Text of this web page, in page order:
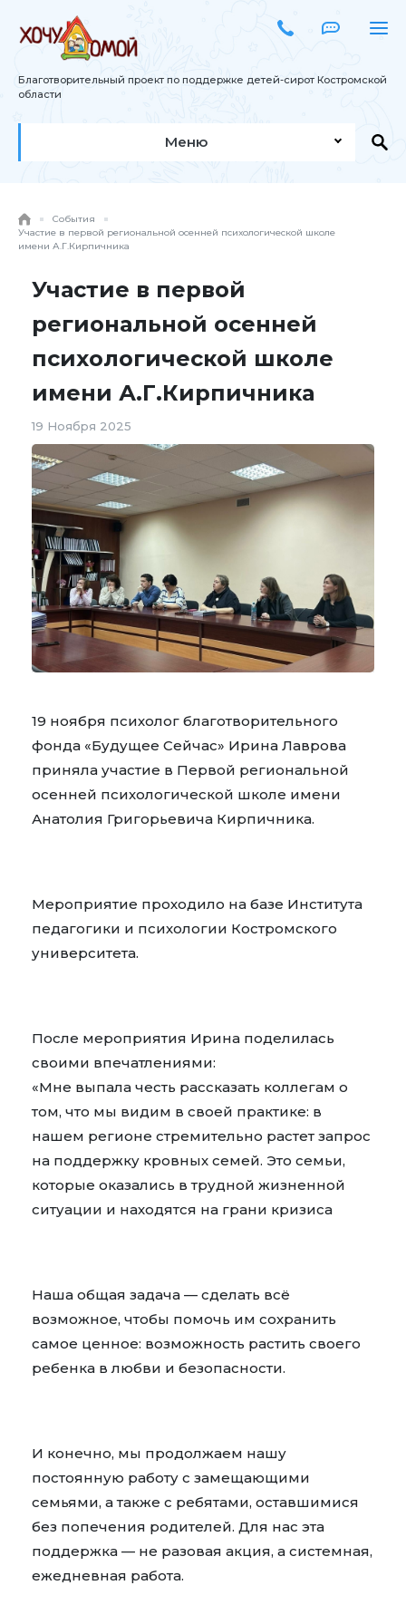
Благотворительный проект по поддержке детей-сирот Костромской
области
Меню
События
Участие в первой региональной осенней психологической школе
имени А.Г.Кирпичника
Участие в первой
региональной осенней
психологической школе
имени А.Г.Кирпичника
19 Ноября 2025
19 ноября психолог благотворительного
фонда «Будущее Сейчас» Ирина Лаврова
приняла участие в Первой региональной
осенней психологической школе имени
Анатолия Григорьевича Кирпичника.
Мероприятие проходило на базе Института
педагогики и психологии Костромского
университета.
После мероприятия Ирина поделилась
своими впечатлениями:
«Мне выпала честь рассказать коллегам о
том, что мы видим в своей практике: в
нашем регионе стремительно растет запрос
на поддержку кровных семей. Это семьи,
которые оказались в трудной жизненной
ситуации и находятся на грани кризиса
Наша общая задача — сделать всё
возможное, чтобы помочь им сохранить
самое ценное: возможность растить своего
ребенка в любви и безопасности.
И конечно, мы продолжаем нашу
постоянную работу с замещающими
семьями, а также с ребятами, оставшимися
без попечения родителей. Для нас эта
поддержка — не разовая акция, а системная,
ежедневная работа.